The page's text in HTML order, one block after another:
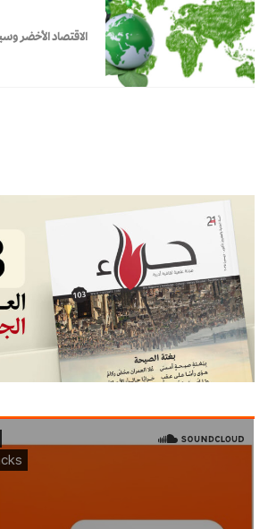
الاقتصاد الأخضر